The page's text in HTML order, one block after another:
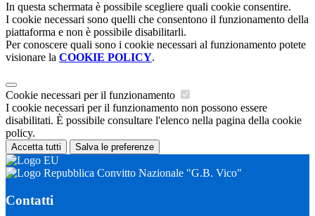
In questa schermata è possibile scegliere quali cookie consentire.
I cookie necessari sono quelli che consentono il funzionamento della
piattaforma e non è possibile disabilitarli.
Per conoscere quali sono i cookie necessari al funzionamento potete
visionare la COOKIE POLICY.
Cookie necessari per il funzionamento
I cookie necessari per il funzionamento non possono essere
disabilitati. È possibile consultare l'elenco nella pagina della cookie
policy.
Accetta tutti Salva le preferenze
Convitto Nazionale "G.B. Vico"
Contatti